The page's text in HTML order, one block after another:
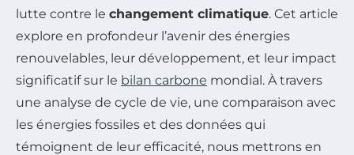
lutte contre le changement climatique. Cet article
explore en profondeur l’avenir des énergies
renouvelables, leur développement, et leur impact
significatif sur le bilan carbone mondial. À travers
une analyse de cycle de vie, une comparaison avec
les énergies fossiles et des données qui
témoignent de leur efficacité, nous mettrons en